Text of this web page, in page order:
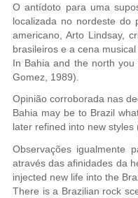
O antídoto para uma
localizada no nordeste do
americano, Arto Lindsay,
brasileiros e a cena musical
In Bahia and the north
Gomez, 1989).
Opinião corroborada nas
Bahia may be to Brazil
later refined into new styles
Observações igualmente
através das afinidades da
injected new life into the
There is a Brazilian rock